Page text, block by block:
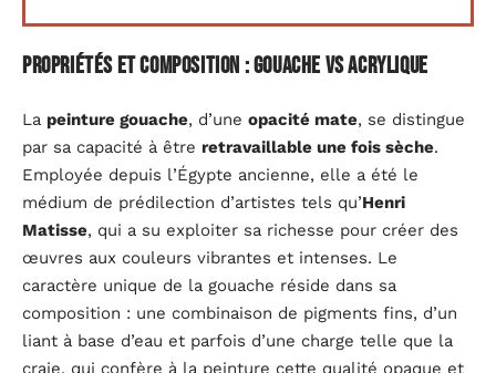
Propriétés et composition : gouache vs acrylique
La peinture gouache, d’une opacité mate, se distingue
par sa capacité à être retravaillable une fois sèche.
Employée depuis l’Égypte ancienne, elle a été le
médium de prédilection d’artistes tels qu’Henri
Matisse, qui a su exploiter sa richesse pour créer des
œuvres aux couleurs vibrantes et intenses. Le
caractère unique de la gouache réside dans sa
composition : une combinaison de pigments fins, d’un
liant à base d’eau et parfois d’une charge telle que la
craie, qui confère à la peinture cette qualité opaque et